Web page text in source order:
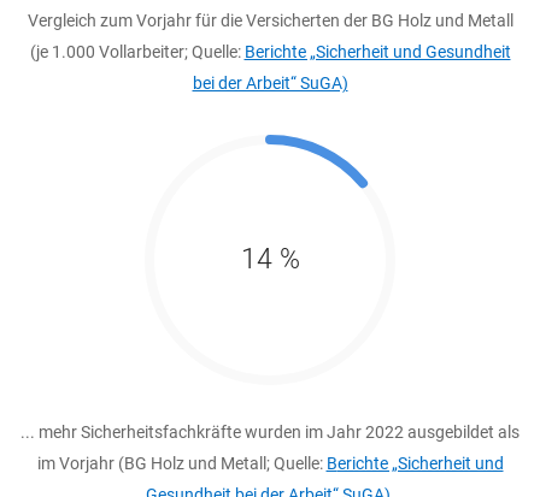
Vergleich zum Vorjahr für die Versicherten der BG Holz und Metall
(je 1.000 Vollarbeiter; Quelle: Berichte „Sicherheit und Gesundheit
bei der Arbeit“ SuGA)
14 %
... mehr Sicherheitsfachkräfte wurden im Jahr 2022 ausgebildet als
im Vorjahr (BG Holz und Metall; Quelle: Berichte „Sicherheit und